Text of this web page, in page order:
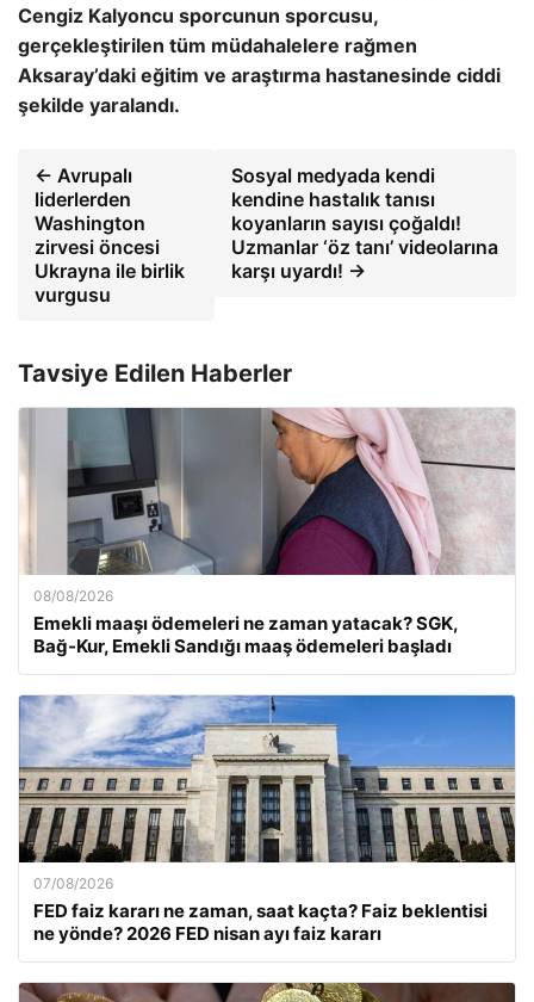
Cengiz Kalyoncu sporcunun sporcusu,
gerçekleştirilen tüm müdahalelere rağmen
Aksaray’daki eğitim ve araştırma hastanesinde ciddi
şekilde yaralandı.
← Avrupalı
liderlerden
Washington
zirvesi öncesi
Ukrayna ile birlik
vurgusu
Sosyal medyada kendi
kendine hastalık tanısı
koyanların sayısı çoğaldı!
Uzmanlar ‘öz tanı’ videolarına
karşı uyardı! →
Tavsiye Edilen Haberler
08/08/2026
Emekli maaşı ödemeleri ne zaman yatacak? SGK,
Bağ-Kur, Emekli Sandığı maaş ödemeleri başladı
07/08/2026
FED faiz kararı ne zaman, saat kaçta? Faiz beklentisi
ne yönde? 2026 FED nisan ayı faiz kararı